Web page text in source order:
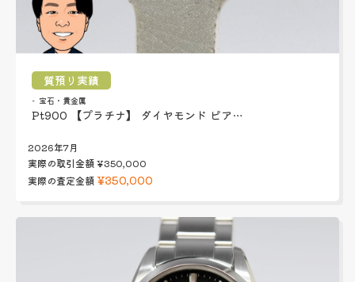
質預り実績
宝石・貴金属
Pt900 【プラチナ】 ダイヤモンド ピア…
2026年7月
実際の取引金額¥350,000
実際の査定金額 ¥350,000